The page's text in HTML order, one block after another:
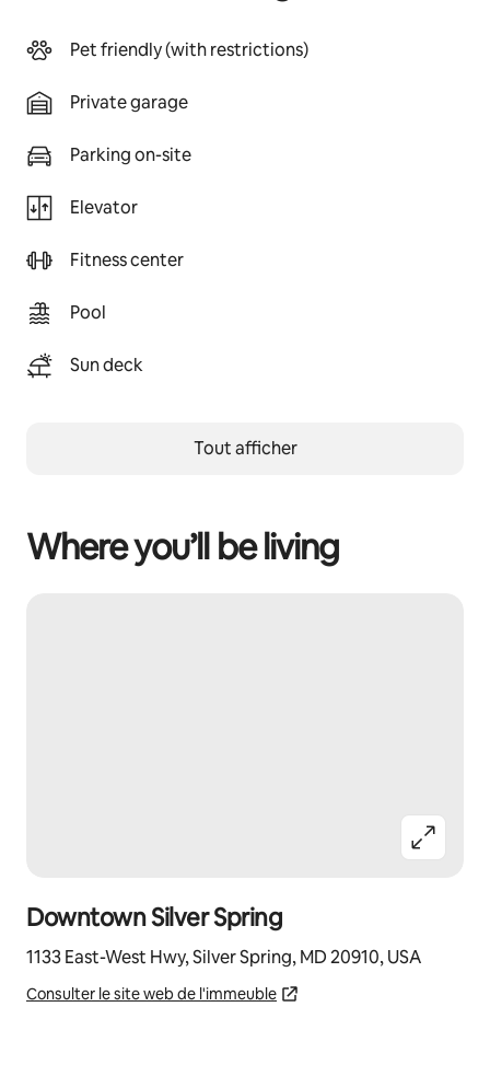
Pet friendly (with restrictions)
Private garage
Parking on-site
Elevator
Fitness center
Pool
Sun deck
Tout afficher
Where you’ll be living
Downtown Silver Spring
1133 East-West Hwy, Silver Spring, MD 20910, USA
Consulter le site web de l'immeuble